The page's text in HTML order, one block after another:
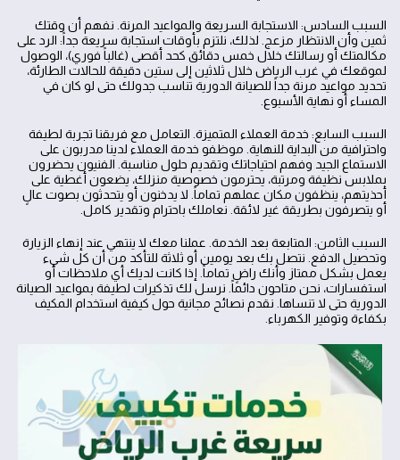
السبب السادس: الاستجابة السريعة والمواعيد المرنة. نفهم أن وقتك
ثمين وأن الانتظار مزعج. لذلك، نلتزم بأوقات استجابة سريعة جداً: الرد على
مكالمتك أو رسالتك خلال خمس دقائق كحد أقصى (غالباً فوري)، الوصول
لموقعك في غرب الرياض خلال ثلاثين إلى ستين دقيقة للحالات الطارئة،
تحديد مواعيد مرنة جداً للصيانة الدورية تناسب جدولك حتى لو كان في
المساء أو نهاية الأسبوع.
السبب السابع: خدمة العملاء المتميزة. التعامل مع فريقنا تجربة لطيفة
واحترافية من البداية للنهاية. موظفو خدمة العملاء لدينا مدربون على
الاستماع الجيد وفهم احتياجاتك وتقديم حلول مناسبة. الفنيون يحضرون
بملابس نظيفة ومرتبة، يحترمون خصوصية منزلك، يضعون أغطية على
أحذيتهم، ينظفون مكان عملهم تماماً. لا يدخنون أو يتحدثون بصوت عالٍ
أو يتصرفون بطريقة غير لائقة. نعاملك باحترام وتقدير كامل.
السبب الثامن: المتابعة بعد الخدمة. عملنا معك لا ينتهي عند إنهاء الزيارة
وتحصيل الدفع. نتصل بك بعد يومين أو ثلاثة للتأكد من أن كل شيء
يعمل بشكل ممتاز وأنك راضٍ تماماً. إذا كانت لديك أي ملاحظات أو
استفسارات، نحن متاحون دائماً. نرسل لك تذكيرات لطيفة بمواعيد الصيانة
الدورية حتى لا تنساها. نقدم نصائح مجانية حول كيفية استخدام المكيف
بكفاءة وتوفير الكهرباء.